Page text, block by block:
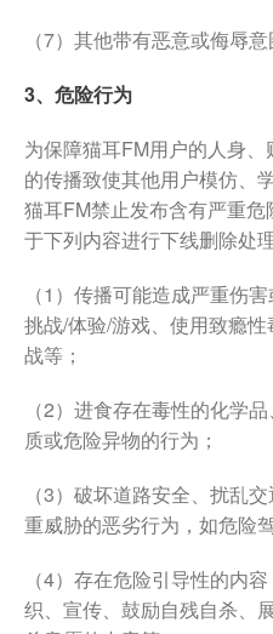
（7）其他带有恶意或侮辱
3、危险行为
为保障猫耳FM用户的人身
的传播致使其他用户模仿、
猫耳FM禁止发布含有严重
于下列内容进行下线删除处
（1）传播可能造成严重伤
挑战/体验/游戏、使用致瘾
战等；
（2）进食存在毒性的化学
质或危险异物的行为；
（3）破坏道路安全、扰乱
重威胁的恶劣行为，如危险
（4）存在危险引导性的内
织、宣传、鼓励自残自杀、